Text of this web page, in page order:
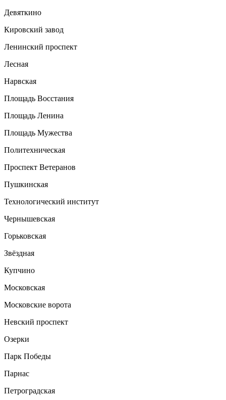
Девяткино
Кировский завод
Ленинский проспект
Лесная
Нарвская
Площадь Восстания
Площадь Ленина
Площадь Мужества
Политехническая
Проспект Ветеранов
Пушкинская
Технологический институт
Чернышевская
Горьковская
Звёздная
Купчино
Московская
Московские ворота
Невский проспект
Озерки
Парк Победы
Парнас
Петроградская